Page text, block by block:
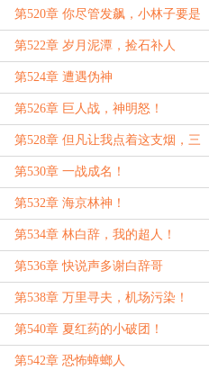
第520章 你尽管发飙，小林子要是
锤不死你算我输！
第522章 岁月泥潭，捡石补人
第524章 遭遇伪神
第526章 巨人战，神明怒！
第528章 但凡让我点着这支烟，三
道神恩就能带走你！
第530章 一战成名！
第532章 海京林神！
第534章 林白辞，我的超人！
第536章 快说声多谢白辞哥
第538章 万里寻夫，机场污染！
第540章 夏红药的小破团！
第542章 恐怖蟑螂人